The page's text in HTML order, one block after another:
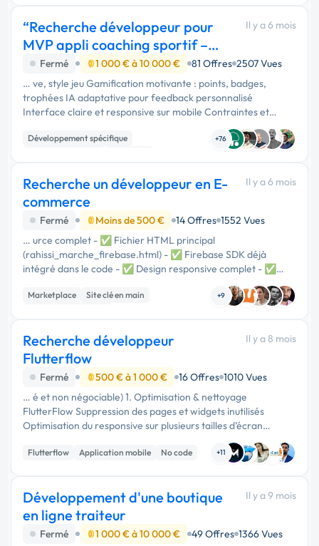
“Recherche développeur pour
MVP appli coaching sportif –
NDA requis”
Il y a 6 mois
Fermé 1 000 € à 10 000 € 81 Offres 2507 Vues
… ve, style jeu Gamification motivante : points, badges,
trophées IA adaptative pour feedback personnalisé
Interface claire et responsive sur mobile Contraintes et
attentes : MVP fonctionnel, évolutif et maintenable Back-
office pour gérer …
Développement spécifique
+76
Recherche un développeur en E-
commerce
Il y a 6 mois
Fermé Moins de 500 € 14 Offres 1552 Vues
… urce complet - ✅ Fichier HTML principal
(rahissi_marche_firebase.html) - ✅ Firebase SDK déjà
intégré dans le code - ✅ Design responsive complet - ✅
Toutes les fonctionnalités codées ### 2. Documentation - ✅
Guide d'installation Firebase …
Marketplace
Site clé en main
+9
Recherche développeur
Flutterflow
Il y a 8 mois
Fermé 500 € à 1 000 € 16 Offres 1010 Vues
… é et non négociable) 1. Optimisation & nettoyage
FlutterFlow Suppression des pages et widgets inutilisés
Optimisation du responsive sur plusieurs tailles d’écran
Uniformisation des paddings, polices, tailles, marges
Optimisation des images …
Flutterflow Application mobile No code +11
Développement d'une boutique
en ligne traiteur
Il y a 9 mois
Fermé 1 000 € à 10 000 € 49 Offres 1366 Vues